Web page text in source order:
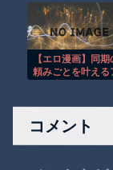
【エロ漫画】同期
頼みごとを叶える
コメント